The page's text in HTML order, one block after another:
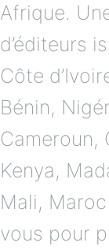
Afrique.
d’éditeurs
Côte
Bénin,
Cameroun,
Kenya,
Mali,
vous pour